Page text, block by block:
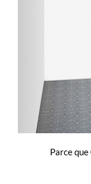
Parce que